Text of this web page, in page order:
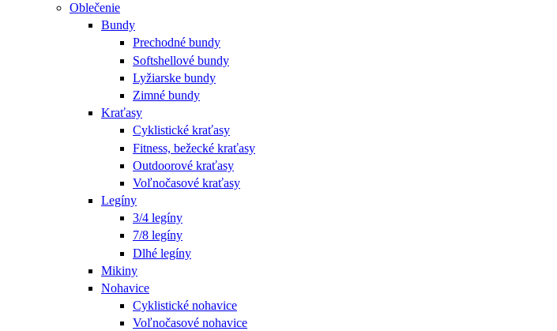
Oblečenie
Bundy
Prechodné bundy
Softshellové bundy
Lyžiarske bundy
Zimné bundy
Kraťasy
Cyklistické kraťasy
Fitness, bežecké kraťasy
Outdoorové kraťasy
Voľnočasové kraťasy
Legíny
3/4 legíny
7/8 legíny
Dlhé legíny
Mikiny
Nohavice
Cyklistické nohavice
Voľnočasové nohavice